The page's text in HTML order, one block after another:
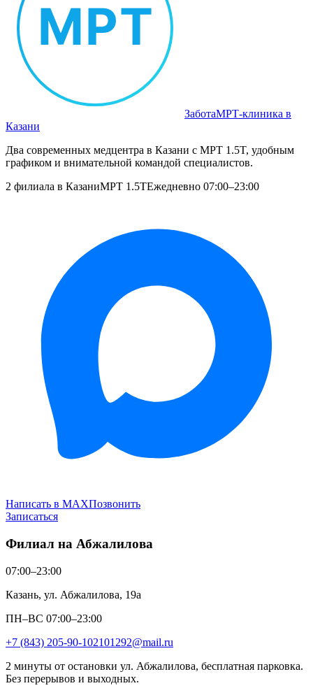
ЗаботаМРТ‑клиника в
Казани
Два современных медцентра в Казани с МРТ 1.5T, удобным
графиком и внимательной командой специалистов.
2 филиала в КазаниМРТ 1.5TЕжедневно 07:00–23:00
Написать в MAXПозвонить
Записаться
Филиал на Абжалилова
07:00–23:00
Казань, ул. Абжалилова, 19а
ПН–ВС 07:00–23:00
+7 (843) 205-90-102101292@mail.ru
2 минуты от остановки ул. Абжалилова, бесплатная парковка.
Без перерывов и выходных.